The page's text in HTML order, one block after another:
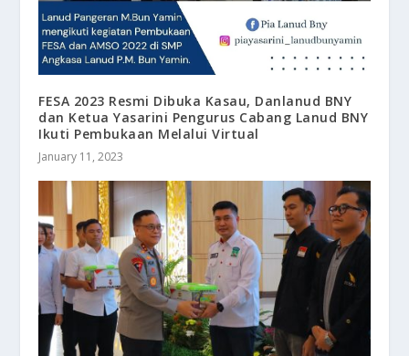
FESA 2023 Resmi Dibuka Kasau, Danlanud BNY
dan Ketua Yasarini Pengurus Cabang Lanud BNY
Ikuti Pembukaan Melalui Virtual
January 11, 2023